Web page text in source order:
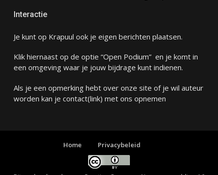
Interactie
Je kunt op Krapuul ook je eigen berichten plaatsen.
Klik hiernaast op de optie “Open Podium” en je komt in
een omgeving waar je jouw bijdrage kunt indienen.
Als je een opmerking hebt over onze site of je wil auteur
worden kan je contact(link) met ons opnemen
Home Privacybeleid